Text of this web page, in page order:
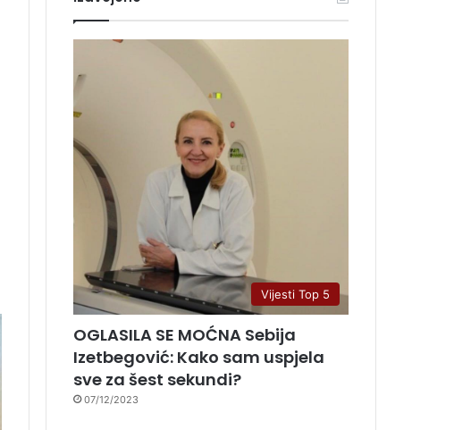
Vijesti Top 5
OGLASILA SE MOĆNA Sebija
Izetbegović: Kako sam uspjela
sve za šest sekundi?
07/12/2023